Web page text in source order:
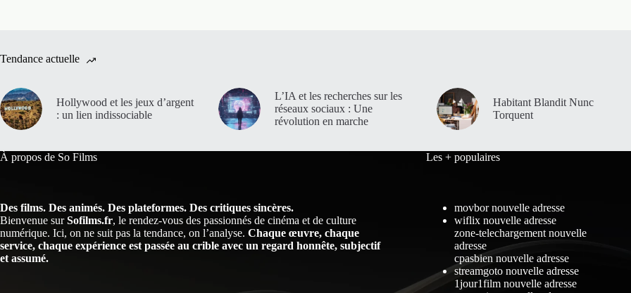
Tendance actuelle
Hollywood et les jeux d’argent
: un lien indissociable
L’IA et les recherches sur les
réseaux sociaux : Une
révolution en marche
Habitant Blandit Nunc
Torquent
À propos de So Films
Des films. Des animés. Des plateformes. Des critiques sincères.
Bienvenue surSofilms.fr, le rendez-vous des passionnés de cinéma et de culture
numérique. Ici, on ne suit pas la tendance, on l’analyse. Chaque œuvre, chaque
service, chaque expérience est passée au crible avec un regard honnête, subjectif
et assumé.
Les + populaires
movbor nouvelle adresse
wiflix nouvelle adresse
zone-telechargement nouvelle
adresse
cpasbien nouvelle adresse
streamgoto nouvelle adresse
1jour1film nouvelle adresse